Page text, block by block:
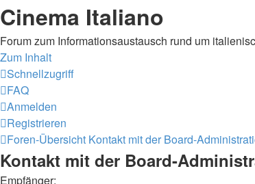
Cinema Italiano
Forum zum Informationsaustausch rund um
Zum Inhalt
Schnellzugriff
FAQ
Anmelden
Registrieren
Foren-Übersicht Kontakt mit der Board-
Kontakt mit der Board-
Empfänger: